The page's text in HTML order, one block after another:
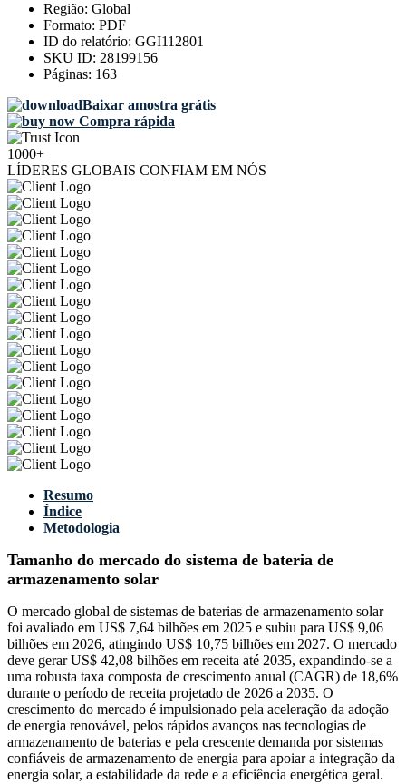
Região: Global
Formato: PDF
ID do relatório: GGI112801
SKU ID: 28199156
Páginas: 163
Baixar amostra grátis
Compra rápida
1000+
LÍDERES GLOBAIS CONFIAM EM NÓS
Resumo
Índice
Metodologia
Tamanho do mercado do sistema de bateria de
armazenamento solar
O mercado global de sistemas de baterias de armazenamento solar
foi avaliado em US$ 7,64 bilhões em 2025 e subiu para US$ 9,06
bilhões em 2026, atingindo US$ 10,75 bilhões em 2027. O mercado
deve gerar US$ 42,08 bilhões em receita até 2035, expandindo-se a
uma robusta taxa composta de crescimento anual (CAGR) de 18,6%
durante o período de receita projetado de 2026 a 2035. O
crescimento do mercado é impulsionado pela aceleração da adoção
de energia renovável, pelos rápidos avanços nas tecnologias de
armazenamento de baterias e pela crescente demanda por sistemas
confiáveis de armazenamento de energia para apoiar a integração da
energia solar, a estabilidade da rede e a eficiência energética geral.